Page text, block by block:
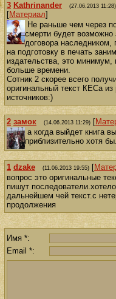
3 Kathrinander (27.06.2013 11:28)
[Материал]
Не раньше чем через
смерти будет возможно
договора
на подготовку в печать
издательства, это минимум,
больше времени.
Сотник 2 скорее всего
оригинальный текст КЕСа из
источников:)
2 замок (14.06.2013 11:29) [
а когда выйдет книга
приблизительно хотя
1 dzake (11.06.2013 19:55) [
вопрос это оригинальные
пишут
дальнейшем чей текст.с
продолжения
Имя *:
Email *: